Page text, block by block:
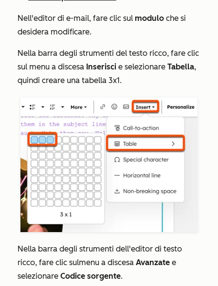
Nell'editor di e-mail, fare clic sul modulo che si
desidera modificare.
Nella barra degli strumenti del testo ricco, fare clic
sul menu a discesa Inserisci e selezionare Tabella,
quindi creare una tabella 3x1.
Nella barra degli strumenti dell'editor di testo
ricco, fare clic sulmenu a discesa Avanzate e
selezionare Codice sorgente.